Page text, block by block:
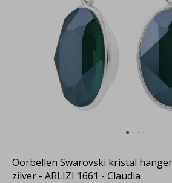
Oorbellen Swarovski kristal
zilver - ARLIZI 1661 - Claudia